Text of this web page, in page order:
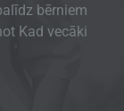
bērniem
Kad vecāki